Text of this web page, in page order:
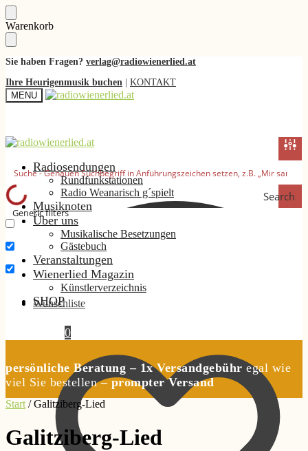
Skip
to
navigation
Skip
to
content
Warenkorb
Sie haben Fragen? verlag@radiowienerlied.at
Ihre Heurigenmusik buchen
KONTAKT
MENU
Search
Generic filters
Nur exakte Ergebnisse
Suche im Titel
Suche im Inhalt
Wunschliste
Radiosendungen
Rundfunkstationen
Radio Weanarisch g´spielt
Musiknoten
Über uns
Musikalische Besetzungen
Gästebuch
Veranstaltungen
Wienerlied Magazin
Künstlerverzeichnis
SHOP
0
persönliche Beratung – 1x Versandgebühr egal wie
viel Sie bestellen– prompter Versand
Start /Galitziberg-Lied
Galitziberg-Lied